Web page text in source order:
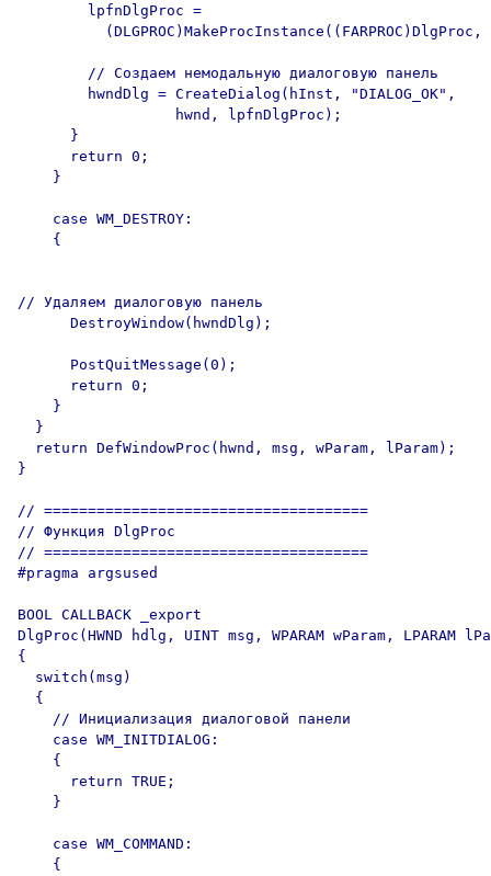
        lpfnDlgProc =
(DLGPROC)MakeProcInstance((FARPROC)DlgProc,
        // Создаем немодальную диалоговую панель
        hwndDlg = CreateDialog(hInst, "DIALOG_OK",
                  hwnd, lpfnDlgProc);
      }
      return 0;
    }
    case WM_DESTROY:
    {
// Удаляем диалоговую панель
      DestroyWindow(hwndDlg);
      PostQuitMessage(0);
      return 0;
    }
  }
  return DefWindowProc(hwnd, msg, wParam, lParam);
}
// =====================================
// Функция DlgProc
// =====================================
#pragma argsused
BOOL CALLBACK _export
DlgProc(HWND hdlg, UINT msg, WPARAM wParam, LPARAM
{
  switch(msg)
  {
    // Инициализация диалоговой панели
    case WM_INITDIALOG:
    {
      return TRUE;
    }
    case WM_COMMAND:
    {